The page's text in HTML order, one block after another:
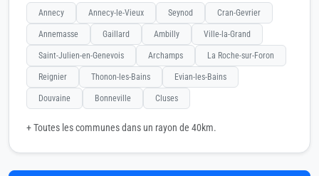
Annecy Annecy-le-Vieux Seynod Cran-Gevrier
Annemasse Gaillard Ambilly Ville-la-Grand
Saint-Julien-en-Genevois Archamps La Roche-sur-Foron
Reignier Thonon-les-Bains Evian-les-Bains
Douvaine Bonneville Cluses
+ Toutes les communes dans un rayon de 40km.